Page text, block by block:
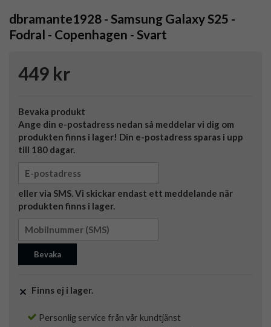
dbramante1928 - Samsung Galaxy S25 -
Fodral - Copenhagen - Svart
449 kr
Bevaka produkt
Ange din e-postadress nedan så meddelar vi dig om
produkten finns i lager! Din e-postadress sparas i upp
till 180 dagar.
eller via SMS. Vi skickar endast ett meddelande när
produkten finns i lager.
Bevaka
Finns ej i lager.
Personlig service från vår kundtjänst